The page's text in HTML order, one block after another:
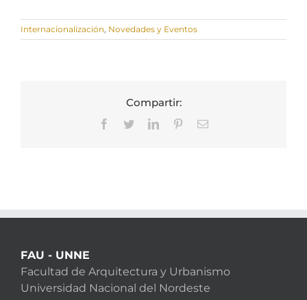
Internacionalización Novedades y Eventos
Compartir:
Facebook
TwitterLinkedInPinterestCorreo
FAU - UNNE
Facultad de Arquitectura y Urbanismo
Universidad Nacional del Nordeste